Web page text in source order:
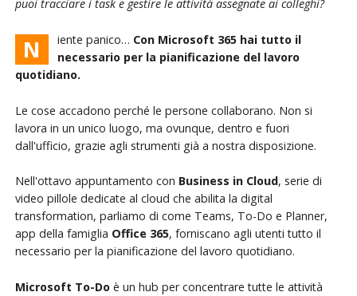
puoi tracciare i task e gestire le attività assegnate ai colleghi?
N iente panico… Con Microsoft 365 hai tutto il
necessario per la pianificazione del lavoro
quotidiano.
Le cose accadono perché le persone collaborano. Non si
lavora in un unico luogo, ma ovunque, dentro e fuori
dall'ufficio, grazie agli strumenti già a nostra disposizione.
Nell'ottavo appuntamento con Business in Cloud, serie di
video pillole dedicate al cloud che abilita la digital
transformation, parliamo di come Teams, To-Do e Planner,
app della famiglia Office 365, forniscano agli utenti tutto il
necessario per la pianificazione del lavoro quotidiano.
Microsoft To-Doè un hub per concentrare tutte le attività